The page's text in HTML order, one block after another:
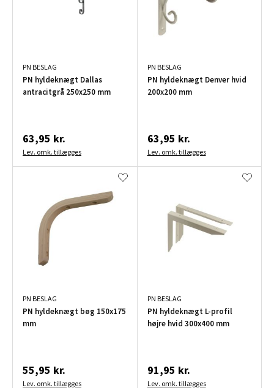
PN BESLAG
PN hyldeknægt Dallas
antracitgrå 250x250 mm
63,95 kr.
Lev. omk. tillægges
PN BESLAG
PN hyldeknægt Denver hvid
200x200 mm
63,95 kr.
Lev. omk. tillægges
PN BESLAG
PN hyldeknægt bøg 150x175
mm
55,95 kr.
Lev. omk. tillægges
PN BESLAG
PN hyldeknægt L-profil
højre hvid 300x400 mm
91,95 kr.
Lev. omk. tillægges